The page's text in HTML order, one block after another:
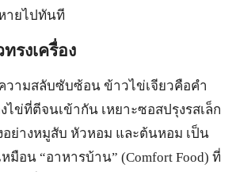
ายไปทันที
รงเครื่อง
วามสลับซับซ้อน ข้าวไข่เจียวคือคำ
ข่ที่ตีจนเข้ากัน เหยาะซอสปรุงรสเล็ก
อย่างหมูสับ หัวหอม และต้นหอม เป็น
มือน “อาหารบ้าน” (Comfort Food) ที่